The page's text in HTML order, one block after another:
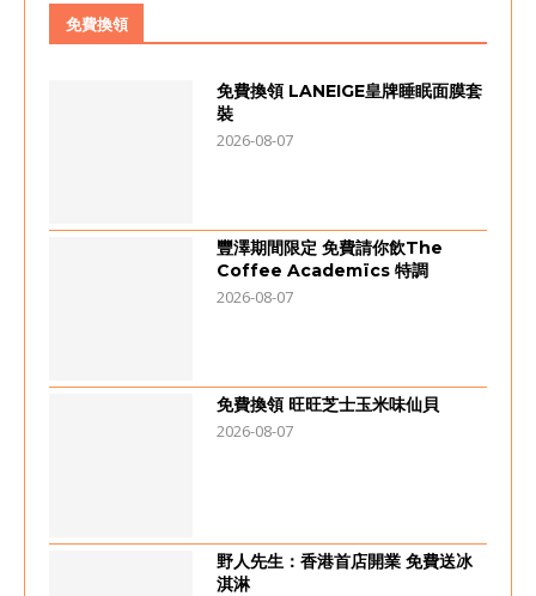
免費換領
免費換領 LANEIGE皇牌睡眠面膜套
裝
2026-08-07
豐澤期間限定 免費請你飲The
Coffee Academïcs 特調
2026-08-07
免費換領 旺旺芝士玉米味仙貝
2026-08-07
野人先生：香港首店開業 免費送冰
淇淋